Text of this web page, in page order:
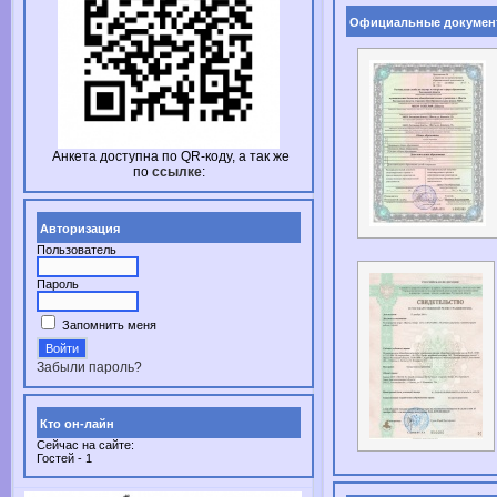
Анкета доступна по QR-коду, а так же
по ссылке:
Авторизация
Пользователь
Пароль
Запомнить меня
Забыли пароль?
Кто он-лайн
Сейчас на сайте:
Гостей - 1
Официальные